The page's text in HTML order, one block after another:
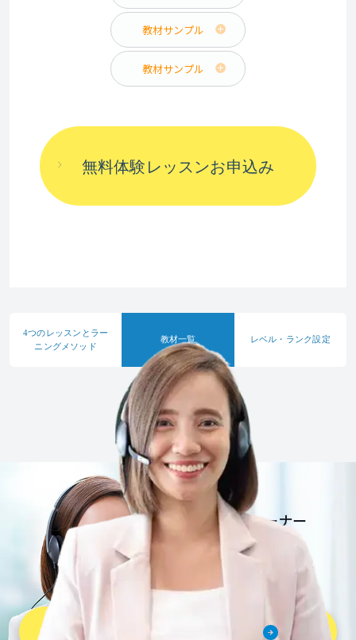
教材サンプル
教材サンプル
無料体験レッスンお申込み
4つのレッスンと ラー
ニングメソッド
教材一覧 レベル・ランク設定
一流英語トレーナー
だから安心安全。
さぁ、Bizmatesを
はじめよう。